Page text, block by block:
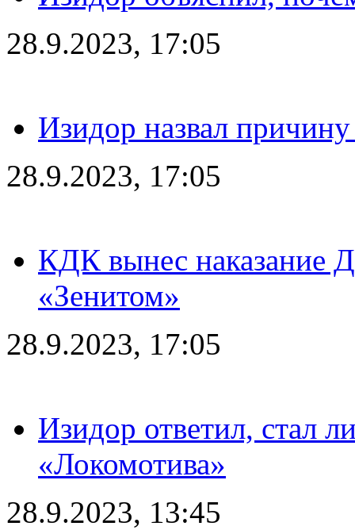
28.9.2023, 17:05
Изидор назвал
28.9.2023, 17:05
КДК вынес наказание
«Зенитом»
28.9.2023, 17:05
Изидор ответил, стал
«Локомотива»
28.9.2023, 13:45